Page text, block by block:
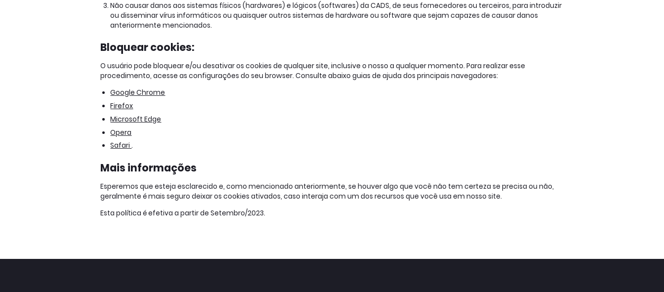
Não causar danos aos sistemas físicos (hardwares) e lógicos (softwares) da CADS, de seus fornecedores ou terceiros, para introduzir
ou disseminar vírus informáticos ou quaisquer outros sistemas de hardware ou software que sejam capazes de causar danos
anteriormente mencionados.
Bloquear cookies:
O usuário pode bloquear e/ou desativar os cookies de qualquer site, inclusive o nosso a qualquer momento. Para realizar esse
procedimento, acesse as configurações do seu browser. Consulte abaixo guias de ajuda dos principais navegadores:
Google Chrome
Firefox
Microsoft Edge
Opera
Safari.
Mais informações
Esperemos que esteja esclarecido e, como mencionado anteriormente, se houver algo que você não tem certeza se precisa ou não,
geralmente é mais seguro deixar os cookies ativados, caso interaja com um dos recursos que você usa em nosso site.
Esta política é efetiva a partir de Setembro/2023.